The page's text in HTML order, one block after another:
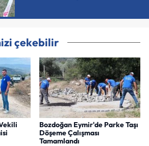
çekebilir
Bozdoğan Eymir'de Parke Taşı
Döşeme Çalışması
Tamamlandı